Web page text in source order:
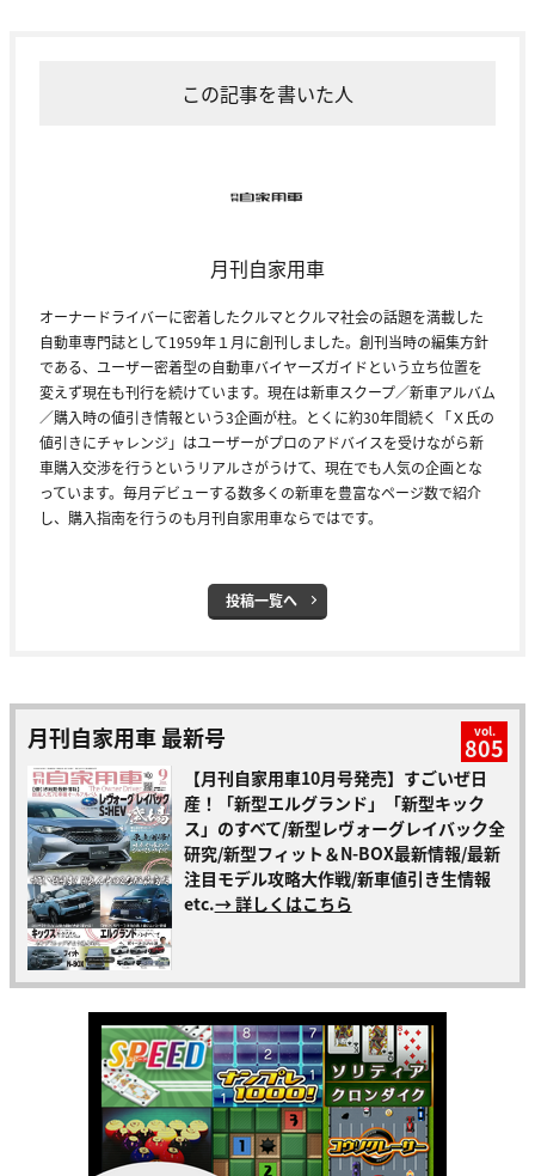
この記事を書いた人
月刊自家用車
オーナードライバーに密着したクルマとクルマ社会の話題を満載した
自動車専門誌として1959年１月に創刊しました。創刊当時の編集方針
である、ユーザー密着型の自動車バイヤーズガイドという立ち位置を
変えず現在も刊行を続けています。現在は新車スクープ／新車アルバム
／購入時の値引き情報という3企画が柱。とくに約30年間続く「Ｘ氏の
値引きにチャレンジ」はユーザーがプロのアドバイスを受けながら新
車購入交渉を行うというリアルさがうけて、現在でも人気の企画とな
っています。毎月デビューする数多くの新車を豊富なページ数で紹介
し、購入指南を行うのも月刊自家用車ならではです。
投稿一覧へ
月刊自家用車 最新号 vol.
805
【月刊自家用車10月号発売】すごいぜ日
産！「新型エルグランド」「新型キック
ス」のすべて/新型レヴォーグレイバック全
研究/新型フィット＆N-BOX最新情報/最新
注目モデル攻略大作戦/新車値引き生情報
etc.→ 詳しくはこちら